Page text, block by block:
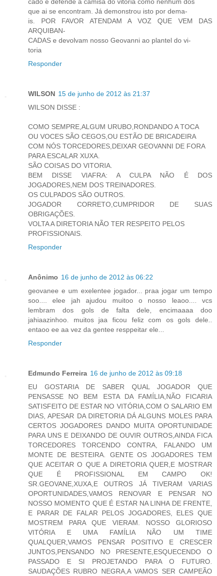
cado e defende a camisa do vitoria como nenhum dos
que ai se encontram. Já demonstrou isto por dema-
is. POR FAVOR ATENDAM A VOZ QUE VEM DAS
ARQUIBAN-
CADAS e devolvam nosso Geovanni ao plantel do vi-
toria
Responder
WILSON 15 de junho de 2012 às 21:37
WILSON DISSE :
COMO SEMPRE,ALGUM URUBO,RONDANDO A TOCA
OU VOCES SÃO CEGOS,OU ESTÃO DE BRICADEIRA
COM NÓS TORCEDORES,DEIXAR GEOVANNI DE FORA
PARA ESCALAR XUXA.
SÃO COISAS DO VITORIA.
BEM DISSE VIAFRA: A CULPA NÃO É DOS
JOGADORES,NEM DOS TREINADORES.
OS CULPADOS SÃO OUTROS.
JOGADOR CORRETO,CUMPRIDOR DE SUAS
OBRIGAÇÕES.
VOLTA A DIRETORIA NÃO TER RESPEITO PELOS
PROFISSIONAIS.
Responder
Anônimo 16 de junho de 2012 às 06:22
geovanee e um exelentee jogador... praa jogar um tempo
soo.... elee jah ajudou muitoo o nosso leaoo.... vcs
lembram dos gols de falta dele, encimaaaa doo
jahiaazinhoo. muitos jaa ficou feliz com os gols dele..
entaoo ee aa vez da gentee resppeitar ele...
Responder
Edmundo Ferreira 16 de junho de 2012 às 09:18
EU GOSTARIA DE SABER QUAL JOGADOR QUE
PENSASSE NO BEM ESTA DA FAMÍLIA,NÃO FICARIA
SATISFEITO DE ESTAR NO VITÓRIA,COM O SALARIO EM
DIAS, APESAR DA DIRETORIA DÁ ALGUNS MOLES PARA
CERTOS JOGADORES DANDO MUITA OPORTUNIDADE
PARA UNS E DEIXANDO DE OUVIR OUTROS,AINDA FICA
TORCEDORES TORCENDO CONTRA, FALANDO UM
MONTE DE BESTEIRA. GENTE OS JOGADORES TEM
QUE ACEITAR O QUE A DIRETORIA QUER,E MOSTRAR
QUE É PROFISSIONAL EM CAMPO OK!
SR.GEOVANE,XUXA,E OUTROS JÁ TIVERAM VARIAS
OPORTUNIDADES,VAMOS RENOVAR E PENSAR NO
NOSSO MOMENTO QUE É ESTAR NA LINHA DE FRENTE,
E PARAR DE FALAR PELOS JOGADORES, ELES QUE
MOSTREM PARA QUE VIERAM. NOSSO GLORIOSO
VITÓRIA E UMA FAMÍLIA NÃO UM TIME
QUALQUER,VAMOS PENSAR POSITIVO E CRESCER
JUNTOS,PENSANDO NO PRESENTE,ESQUECENDO O
PASSADO E SI PROJETANDO PARA O FUTURO.
SAUDAÇÕES RUBRO NEGRA,A VAMOS SER CAMPEÃO